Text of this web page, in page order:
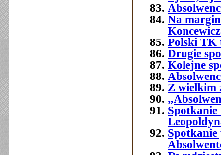
Na
Polski TK
Drugie
Kolejne
Z wielkim
Spotkanie
Spotkanie